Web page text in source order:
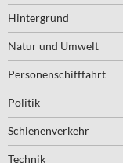
Hintergrund
Natur und Umwelt
Personenschifffahrt
Politik
Schienenverkehr
Technik